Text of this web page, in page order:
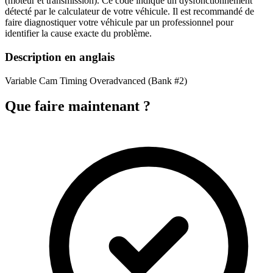
détecté par le calculateur de votre véhicule. Il est recommandé de
faire diagnostiquer votre véhicule par un professionnel pour
identifier la cause exacte du problème.
Description en anglais
Variable Cam Timing Overadvanced (Bank #2)
Que faire maintenant ?